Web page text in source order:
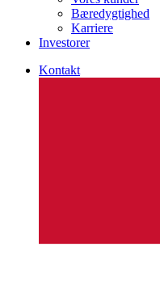
Bæredygtighed
Karriere
Investorer
Kontakt